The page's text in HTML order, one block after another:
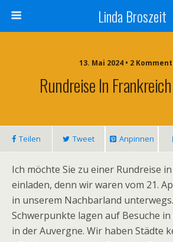
Linda Broszeit
13. Mai 2024 • 2
Rundreise In
Teilen Tweet Anpinnen
Ich möchte Sie zu einer Rundreise
einladen, denn wir waren vom 21.
in unserem Nachbarland
Schwerpunkte lagen auf Besuche
in der Auvergne. Wir haben Städte